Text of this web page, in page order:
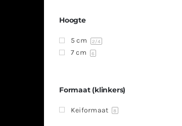
Hoogte
5 cm 2/4
7 cm 6
Formaat (klinkers)
Keiformaat 8